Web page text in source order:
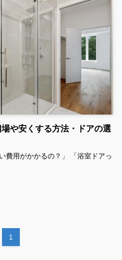
や安くする方法・ドアの選
費用がかかるの？」 「浴室ドアっ
1